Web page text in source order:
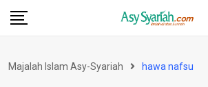
Skip
Majalah Islam Asy-Syariah hawa nafsu